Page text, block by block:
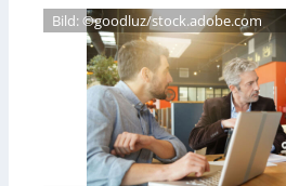
A
C
H
e
i
ß
e
n
s
a
u
i
g
n
T
e
c
h
A
g
Bild: ©goodluz/stock.adobe.com